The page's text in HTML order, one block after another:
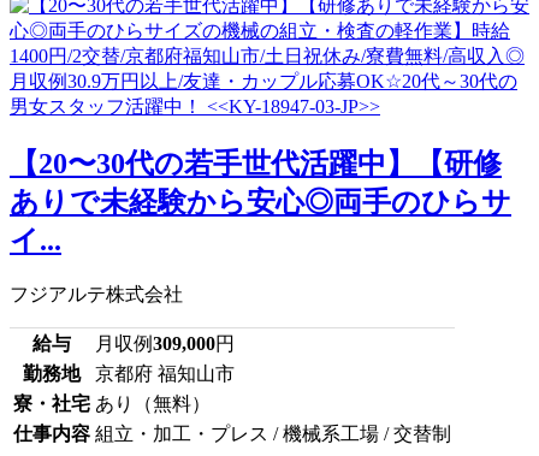
【20〜30代の若手世代活躍中】【研修
ありで未経験から安心◎両手のひらサ
イ...
フジアルテ株式会社
給与 月収例309,000円
勤務地
京都府 福知山市
寮・社宅 あり（無料）
仕事内容 組立・加工・プレス / 機械系工場 / 交替制